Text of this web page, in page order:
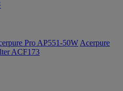
Pro AP551-50W Acerpure
ACF173